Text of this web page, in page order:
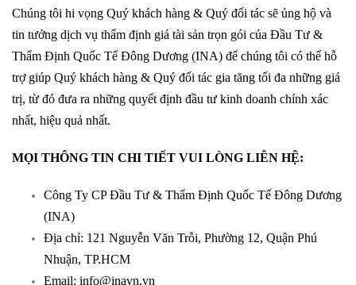
Chúng tôi hi vọng Quý khách hàng & Quý đối tác sẽ ủng hộ và
tin tưởng dịch vụ thẩm định giá tài sản trọn gói của Đầu Tư &
Thẩm Định Quốc Tế Đông Dương (INA) để chúng tôi có thể hỗ
trợ giúp Quý khách hàng & Quý đối tác gia tăng tối đa những giá
trị, từ đó đưa ra những quyết định đầu tư kinh doanh chính xác
nhất, hiệu quả nhất.
MỌI THÔNG TIN CHI TIẾT VUI LÒNG LIÊN HỆ:
Công Ty CP Đầu Tư & Thẩm Định Quốc Tế Đông Dương
(INA)
Địa chỉ: 121 Nguyễn Văn Trỗi, Phường 12, Quận Phú
Nhuận, TP.HCM
Email: info@inavn.vn